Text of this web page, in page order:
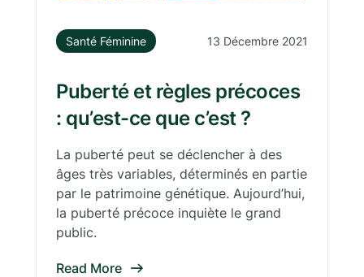
Santé Féminine 13 Décembre 2021
Puberté et règles précoces
: qu’est-ce que c’est ?
La puberté peut se déclencher à des
âges très variables, déterminés en partie
par le patrimoine génétique. Aujourd’hui,
la puberté précoce inquiète le grand
public.
Read More